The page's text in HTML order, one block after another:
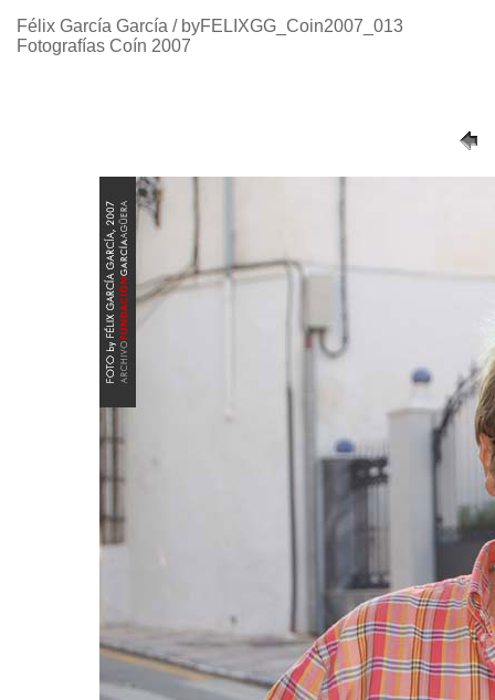
Félix García García / byFELIXGG_Coin2007_013
Fotografías Coín 2007